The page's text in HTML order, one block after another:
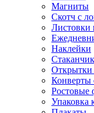
Магниты
Скотч с
Листовки
Наклейки
Открытки
Конверты
Ростовые
Упаковка